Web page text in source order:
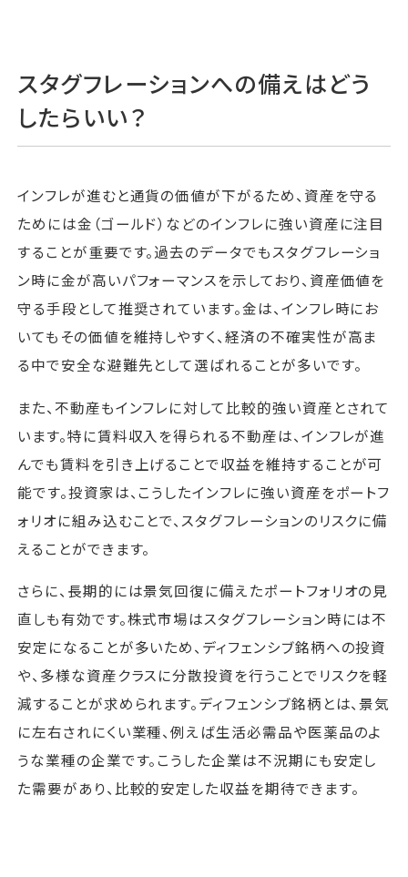
スタグフレーションへの備えはどう
したらいい？
インフレが進むと通貨の価値が下がるため、資産を守る
ためには金（ゴールド）などのインフレに強い資産に注目
することが重要です。過去のデータでもスタグフレーショ
ン時に金が高いパフォーマンスを示しており、資産価値を
守る手段として推奨されています。金は、インフレ時にお
いてもその価値を維持しやすく、経済の不確実性が高ま
る中で安全な避難先として選ばれることが多いです。
また、不動産もインフレに対して比較的強い資産とされて
います。特に賃料収入を得られる不動産は、インフレが進
んでも賃料を引き上げることで収益を維持することが可
能です。投資家は、こうしたインフレに強い資産をポートフ
ォリオに組み込むことで、スタグフレーションのリスクに備
えることができます。
さらに、長期的には景気回復に備えたポートフォリオの見
直しも有効です。株式市場はスタグフレーション時には不
安定になることが多いため、ディフェンシブ銘柄への投資
や、多様な資産クラスに分散投資を行うことでリスクを軽
減することが求められます。ディフェンシブ銘柄とは、景気
に左右されにくい業種、例えば生活必需品や医薬品のよ
うな業種の企業です。こうした企業は不況期にも安定し
た需要があり、比較的安定した収益を期待できます。